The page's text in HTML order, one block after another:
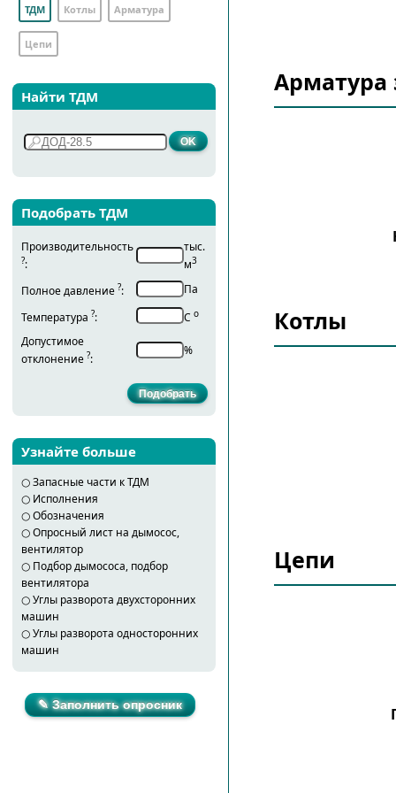
ТДМ Котлы Арматура
Цепи
Найти ТДМ
Подобрать ТДМ
Производительность
?:
тыс.
м3
Полное давление ?:
Па
Температура ?: С о
Допустимое
отклонение ?:
%
Узнайте больше
○Запасные части к ТДМ
○ Исполнения
○Обозначения
○Опросный лист на дымосос,
вентилятор
○ Подбор дымососа, подбор
вентилятора
○Углы разворота двухсторонних
машин
○Углы разворота односторонних
машин
✎ Заполнить опросник
Арматура
Котлы
Цепи